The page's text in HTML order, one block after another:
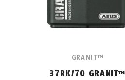
GRANIT™
37RK/70 GRANIT™